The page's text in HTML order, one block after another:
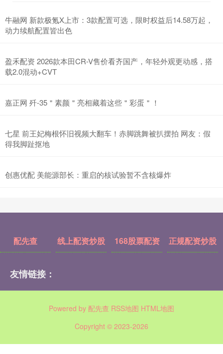
牛融网 新款极氪X上市：3款配置可选，限时权益后14.58万起，
动力续航配置皆出色
盈禾配资 2026款本田CR-V售价看齐国产，年轻外观更动感，搭
载2.0混动+CVT
嘉正网 歼-35＂素颜＂亮相藏着这些＂彩蛋＂！
七星 前王妃梅根怀旧视频大翻车！赤脚跳舞被扒摆拍 网友：假
得我脚趾抠地
创惠优配 美能源部长：重启的核试验暂不含核爆炸
配先查 线上配资炒股 168股票配资 正规配资炒股
友情链接：
Powered by 配先查 RSS地图 HTML地图
Copyright © 2023-2026